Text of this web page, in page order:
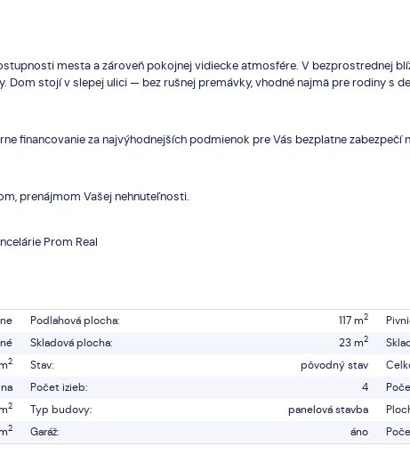
mesta a zároveň pokojnej vidiecke atmosfére. V bezprostrednej
stojí v slepej ulici — bez rušnej premávky, vhodné najmä pre rodiny s
financovanie za najvýhodnejších podmienok pre Vás bezplatne zabezpečí
prenájmom Vašej nehnuteľnosti.
Prom Real
2
2
2
Podlahová plocha: 117 m2
Skladová plocha: 23 m2
Stav:
pôvodný stav
Počet izieb:
4
Typ budovy:
panelová stavba
Garáž:
áno